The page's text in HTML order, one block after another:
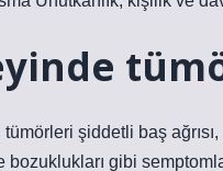
tümörleri şiddetli baş
bozuklukları gibi